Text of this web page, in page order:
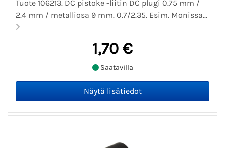
Tuote 106213. DC pistoke -liitin DC plugi 0.75 mm /
2.4 mm / metalliosa 9 mm. 0.7/2.35. Esim. Monissa...
1,70 €
Saatavilla